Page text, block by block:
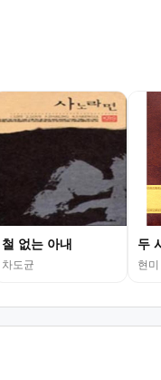
철 없는 아내
차도균
두
현미